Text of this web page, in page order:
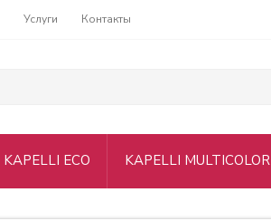
Услуги Контакты
KAPELLI ECO KAPELLI MULTICOLOR